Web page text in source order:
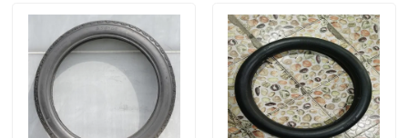
Fatory Tour
Controllo di qualità